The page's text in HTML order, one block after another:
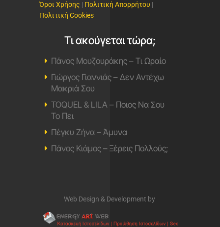
Όροι Χρήσης | Πολιτική Απορρήτου |
Πολιτική Cookies
Τι ακούγεται τώρα;
Πάνος Μουζουράκης – Τι Ωραίο
Γιώργος Γιαννιάς – Δεν Αντέχω
Μακριά Σου
TOQUEL & LILA – Ποιος Να Σου
Το Πει
Πέγκυ Ζήνα – Άμυνα
Πάνος Κιάμος – Ξέρεις Πολλούς;
Web Design & Development by